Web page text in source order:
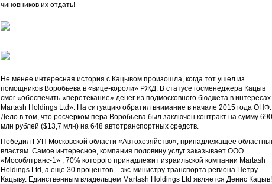
чиновников их отдать!
Не менее интересная история с Кацывом произошла, когда тот ушел из
помощников Воробьева в «вице-короли» РЖД. В статусе госменеджера Кацыв
смог «обеспечить «перетекание» денег из подмосковного бюджета в интересах
Martash Holdings Ltd». На ситуацию обратил внимание в начале 2015 года ОНФ.
Дело в том, что росчерком пера Воробьева был заключен контракт на сумму 690
млн рублей ($13,7 млн) на 648 автотранспортных средств.
Победил ГУП Московской области «Автохозяйство», принадлежащее
властям. Самое интересное, компания половину услуг заказывает ООО
«Мособлтранс-1» , 70% которого принадлежит израильской компании Martash
Holdings Ltd, а еще 30 процентов ‒ экс-министру транспорта региона Петру
Кацыву. Единственным владельцем Martash Holdings Ltd является Денис Кацыв!